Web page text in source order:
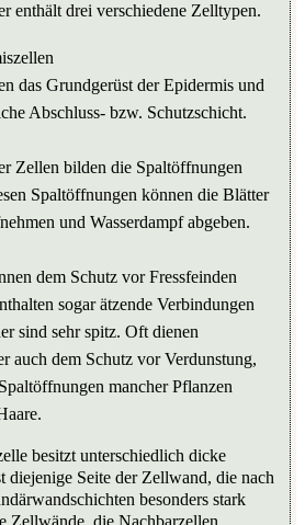
enthält drei verschiedene Zelltypen.
das Grundgerüst der Epidermis und
Abschluss- bzw. Schutzschicht.
Zellen bilden die Spaltöffnungen
Spaltöffnungen können die Blätter
und Wasserdampf abgeben.
dem Schutz vor Fressfeinden
sogar ätzende Verbindungen
sind sehr spitz. Oft dienen
auch dem Schutz vor Verdunstung,
mancher Pflanzen
besitzt unterschiedlich dicke
diejenige Seite der Zellwand, die nach
besonders stark